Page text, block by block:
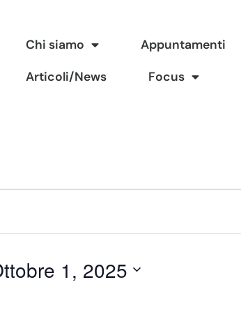
Chi siamo Appuntamenti
Articoli/News Focus
1, 2025